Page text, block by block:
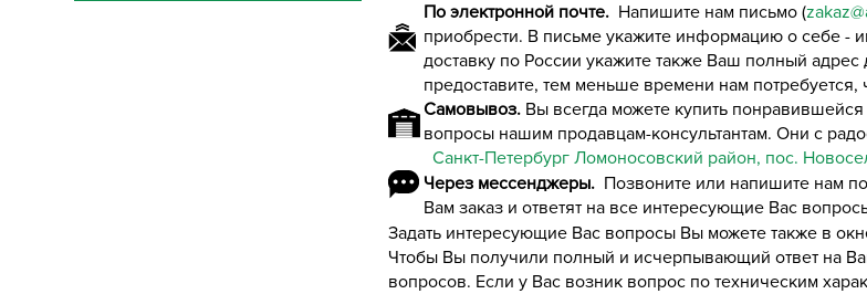
По электронной почте. Напишите нам письмо (
приобрести. В письме укажите информацию о себе -
доставку по России укажите также Ваш полный
предоставите, тем меньше времени нам
Самовывоз. Вы всегда можете купить
вопросы нашим продавцам-консультантам. Они с
Санкт-Петербург Ломоносовский район, пос.
Через мессенджеры. Позвоните или напишите нам
Вам заказ и ответят на все интересующие Вас
Задать интересующие Вас вопросы Вы можете также в
Чтобы Вы получили полный и исчерпывающий ответ на
вопросов. Если у Вас возник вопрос по техническим